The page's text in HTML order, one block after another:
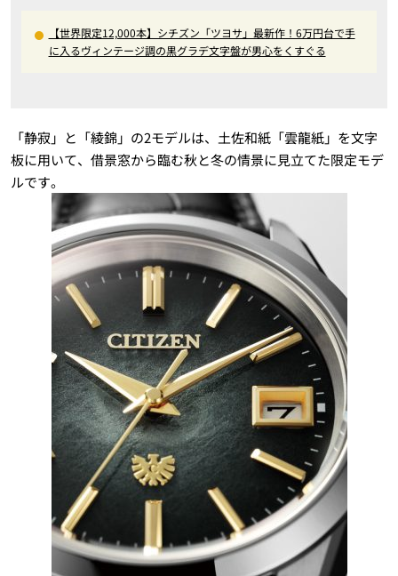
【世界限定12,000本】シチズン「ツヨサ」最新作！6万円台で手
に入るヴィンテージ調の黒グラデ文字盤が男心をくすぐる
「静寂」と「綾錦」の2モデルは、土佐和紙「雲龍紙」を文字
板に用いて、借景窓から臨む秋と冬の情景に見立てた限定モデ
ルです。